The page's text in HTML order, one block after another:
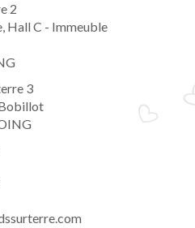
2
Hall C - Immeuble
3